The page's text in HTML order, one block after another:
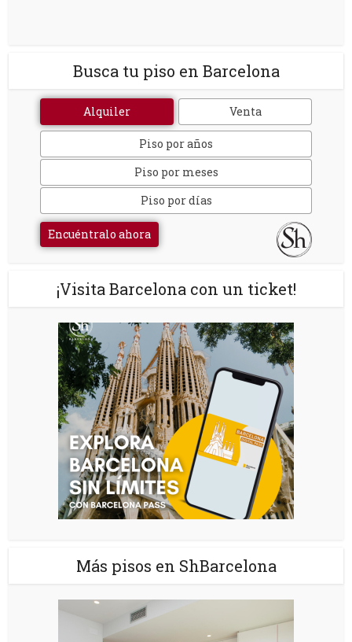
Busca tu piso en Barcelona
Alquiler Venta
Piso por años
Piso por meses
Piso por días
Encuéntralo ahora
¡Visita Barcelona con un ticket!
Más pisos en ShBarcelona